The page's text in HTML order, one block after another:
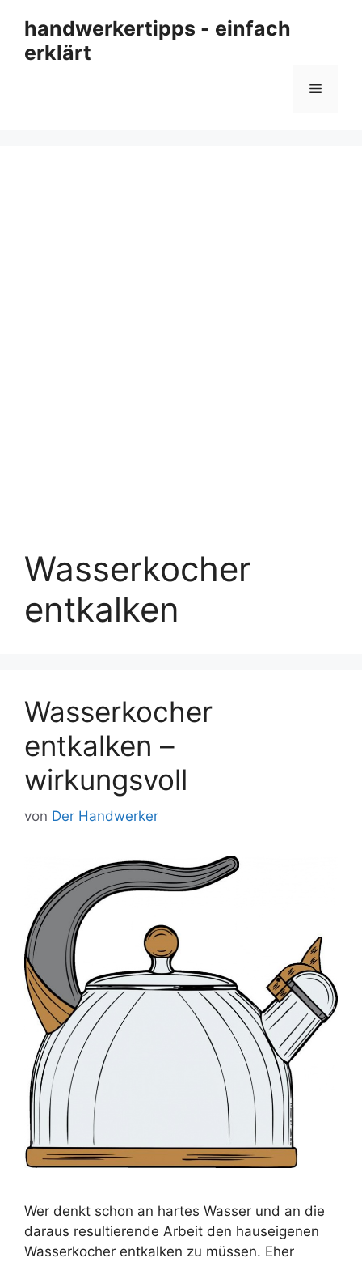
Inhalt
springen
handwerkertipps - einfach
erklärt
Menü
Wasserkocher
entkalken
Wasserkocher
entkalken –
wirkungsvoll
von Der Handwerker
Wer denkt schon an hartes Wasser und an die
daraus resultierende Arbeit den hauseigenen
Wasserkocher entkalken zu müssen. Eher